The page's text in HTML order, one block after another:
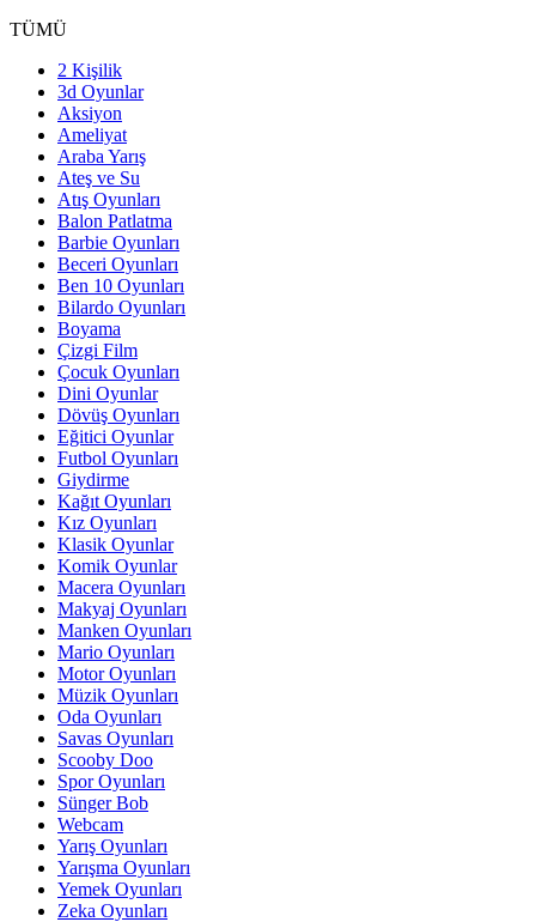
TÜMÜ
2 Kişilik
3d Oyunlar
Aksiyon
Ameliyat
Araba Yarış
Ateş ve Su
Atış Oyunları
Balon Patlatma
Barbie Oyunları
Beceri Oyunları
Ben 10 Oyunları
Bilardo Oyunları
Boyama
Çizgi Film
Çocuk Oyunları
Dini Oyunlar
Dövüş Oyunları
Eğitici Oyunlar
Futbol Oyunları
Giydirme
Kağıt Oyunları
Kız Oyunları
Klasik Oyunlar
Komik Oyunlar
Macera Oyunları
Makyaj Oyunları
Manken Oyunları
Mario Oyunları
Motor Oyunları
Müzik Oyunları
Oda Oyunları
Savas Oyunları
Scooby Doo
Spor Oyunları
Sünger Bob
Webcam
Yarış Oyunları
Yarışma Oyunları
Yemek Oyunları
Zeka Oyunları